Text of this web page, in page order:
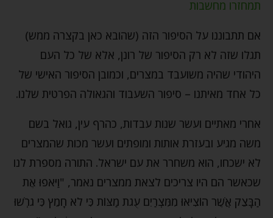
תמחזרו מחשבות
אם תתבוננו על הסיפור הזה (שהובא כאן בקצרה ממש)
תגלו שזה לא רק הסיפור של רונן, אלא של כל העם
היהודי שהיה משועבד במצרים, וכמובן הסיפור האישי של
כל אחד מאיתנו – סיפור השעבוד והגאולה הפרטית שלנו.
אחרי מאתיים ועשר שנות עבדות, כהרף עין, גואל בשם
משה מגיע ובעזרת אותות ומופתים ועשר מכות שהמצרים
לא ישכחו, הוא משחרר את עם ישראל. התורה מספרת לנו
שכאשר הם היו צריכים לצאת ממצרים נאמר, "וַיֹּאפוּ אֶת
הַבָּצֵק אֲשֶׁר הוֹצִיאוּ מִמִּצְרַיִם עֻגֹת מַצּוֹת כִּי לֹא חָמֵץ כִּי גֹרְשׁוּ